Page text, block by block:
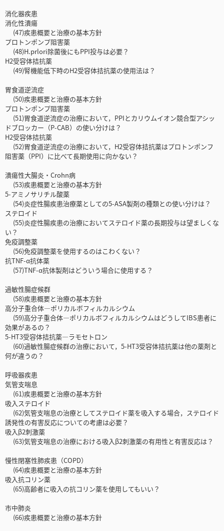
消化器疾患
消化性潰瘍
(47)疾患概要と治療の基本方針
プロトンポンプ阻害薬
(48)H.prlori除菌後にもPPI投与は必要？
H2受容体拮抗薬
(49)腎機能低下時のH2受容体拮抗薬の使用法は？
胃食道逆流症
(50)疾患概要と治療の基本方針
プロトンポンプ阻害薬
(51)胃食道逆流症の治療において，PPIとカリウムイオン競合型アシッ
ドブロッカー（P-CAB）の使い分けは？
H2受容体拮抗薬
(52)胃食道逆流症の治療において，H2受容体拮抗薬はプロトンポンフ
阻害薬（PPI）に比べて長期使用に向かない？
潰瘍性大腸炎・Crohn病
(53)疾患概要と治療の基本方針
5-アミノサリチル酸薬
(54)炎症性腸疾患治療薬としての5-ASA製剤の種類との使い分けは？
ステロイド
(55)炎症性腸疾患の治療においてステロイド薬の長期投与は望ましくな
い？
免疫調整薬
(56)免疫調整薬を使用するのはこわくない？
抗TNF-α抗体薬
(57)TNF-α抗体製剤はどういう場合に使用する？
過敏性腸症候群
(58)疾患概要と治療の基本方針
高分子重合体―ポリカルボフィルカルシウム
(59)高分子重合体―ポリカルボフィルカルシウムはどうしてIBS患者に
効果があるの？
5-HT3受容体拮抗薬―ラモセトロン
(60)過敏性腸症候群の治療において，5-HT3受容体拮抗薬は他の薬剤と
何が違うの？
呼吸器疾患
気管支喘息
(61)疾患概要と治療の基本方針
吸入ステロイド
(62)気管支喘息の治療としてステロイド薬を吸入する場合，ステロイド
誘発性の有害反応についての考慮は必要？
吸入β2刺激薬
(63)気管支喘息の治療における吸入β2刺激薬の有用性と有害反応は？
慢性閉塞性肺疾患（COPD）
(64)疾患概要と治療の基本方針
吸入抗コリン薬
(65)高齢者に吸入の抗コリン薬を使用してもいい？
市中肺炎
(66)疾患概要と治療の基本方針